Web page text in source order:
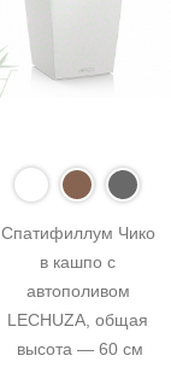
Спатифиллум Чико
в кашпо с
автополивом
LECHUZA, общая
высота — 60 см